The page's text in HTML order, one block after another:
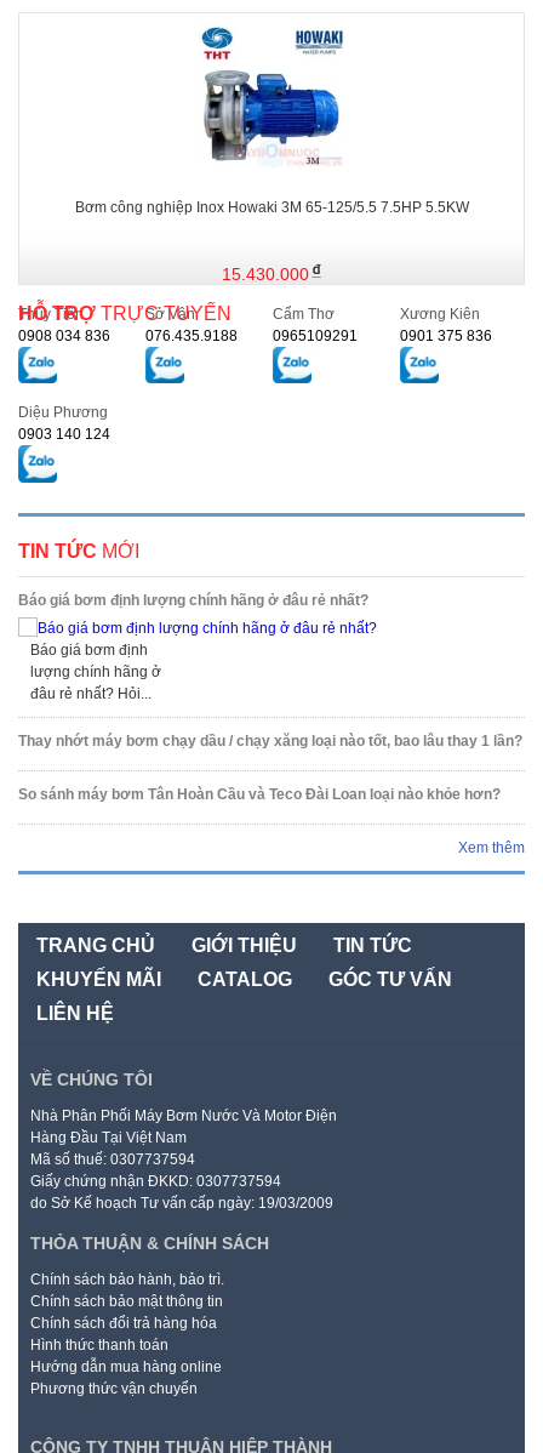
Bơm công nghiệp Inox Howaki 3M 65-125/5.5 7.5HP 5.5KW
15.430.000
HỖ TRỢ TRỰC TUYẾN
Thủy Tiên
0908 034 836
Sở Vân
076.435.9188
Cẩm Thơ
0965109291
Xương Kiên
0901 375 836
Diệu Phương
0903 140 124
TIN TỨC MỚI
Báo giá bơm định lượng chính hãng ở đâu rẻ nhất?
Báo giá bơm định
lượng chính hãng ở
đâu rẻ nhất? Hỏi...
Thay nhớt máy bơm chạy dầu / chạy xăng loại nào tốt, bao lâu thay 1 lần?
So sánh máy bơm Tân Hoàn Cầu và Teco Đài Loan loại nào khỏe hơn?
Xem thêm
TRANG CHỦ GIỚI THIỆU
TIN TỨC
KHUYẾN MÃI
CATALOG
GÓC TƯ VẤN
LIÊN HỆ
VỀ CHÚNG TÔI
Nhà Phân Phối Máy Bơm Nước Và Motor Điện
Hàng Đầu Tại Việt Nam
Mã số thuế: 0307737594
Giấy chứng nhận ĐKKD: 0307737594
do Sở Kế hoạch Tư vấn cấp ngày: 19/03/2009
THỎA THUẬN & CHÍNH SÁCH
Chính sách bảo hành, bảo trì.
Chính sách bảo mật thông tin
Chính sách đổi trả hàng hóa
Hình thức thanh toán
Hướng dẫn mua hàng online
Phương thức vận chuyển
CÔNG TY TNHH THUẬN HIỆP THÀNH